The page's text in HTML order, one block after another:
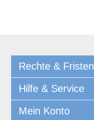
Rechte & Fristen
Hilfe & Service
Mein Konto